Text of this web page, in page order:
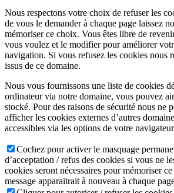
Nous respectons votre choix de refuser les
de vous le demander à chaque page laissez
mémoriser ce choix. Vous êtes libre de
vous voulez et le modifier pour améliorer
navigation. Si vous refusez les cookies nous
issus de ce domaine.
Nous vous fournissons une liste de cookies
ordinateur via notre domaine, vous pouvez
stocké. Pour des raisons de sécurité nous ne
afficher les cookies externes d’autres
accessibles via les options de votre
Cochez pour activer le masquage
d’acceptation / refus des cookies si vous ne
cookies seront nécessaires pour mémoriser
message apparaitrait à nouveau à chaque